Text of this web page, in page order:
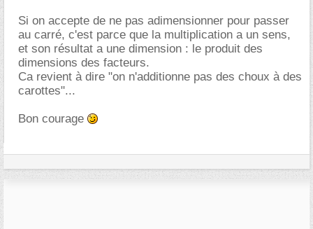
Si on accepte de ne pas adimensionner pour passer
au carré, c'est parce que la multiplication a un sens,
et son résultat a une dimension : le produit des
dimensions des facteurs.
Ca revient à dire "on n'additionne pas des choux à des
carottes"...
Bon courage